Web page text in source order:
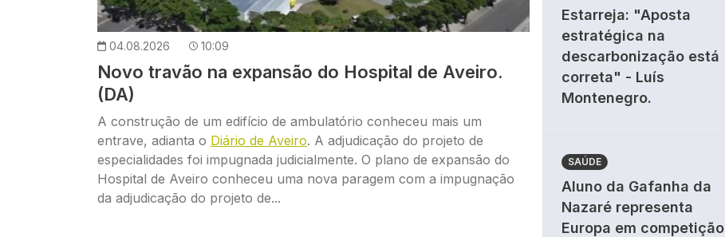
04.08.2026 10:09
Novo travão na expansão do Hospital de Aveiro.
(DA)
A construção de um edifício de ambulatório conheceu mais um
entrave, adianta o Diário de Aveiro. A adjudicação do projeto de
especialidades foi impugnada judicialmente. O plano de expansão do
Hospital de Aveiro conheceu uma nova paragem com a impugnação
da adjudicação do projeto de...
Estarreja: "Aposta
estratégica na
descarbonização está
correta" - Luís
Montenegro.
SAÚDE
Aluno da Gafanha da
Nazaré representa
Europa em competição